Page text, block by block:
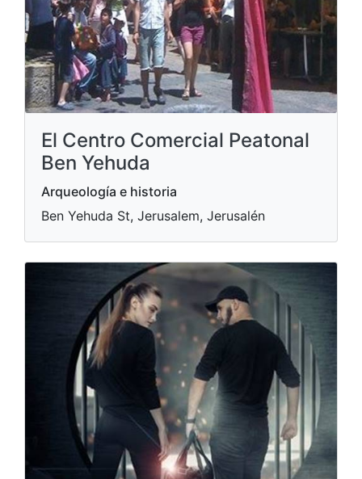
El Centro Comercial Peatonal
Ben Yehuda
Arqueología e historia
Ben Yehuda St, Jerusalem, Jerusalén